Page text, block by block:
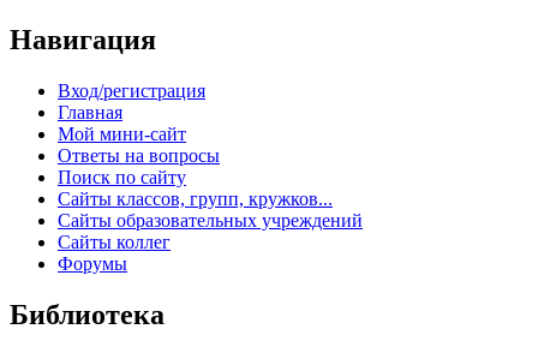
Навигация
Вход/регистрация
Главная
Мой мини-сайт
Ответы на вопросы
Поиск по сайту
Сайты классов, групп, кружков...
Сайты образовательных учреждений
Сайты коллег
Форумы
Библиотека